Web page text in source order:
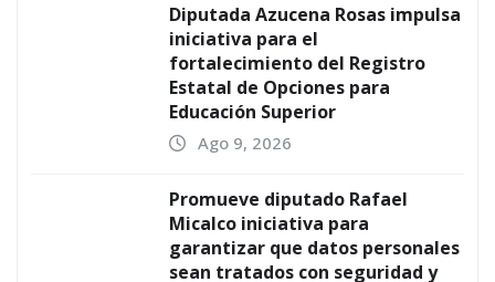
Diputada Azucena Rosas impulsa
iniciativa para el
fortalecimiento del Registro
Estatal de Opciones para
Educación Superior
Ago 9, 2026
Promueve diputado Rafael
Micalco iniciativa para
garantizar que datos personales
sean tratados con seguridad y